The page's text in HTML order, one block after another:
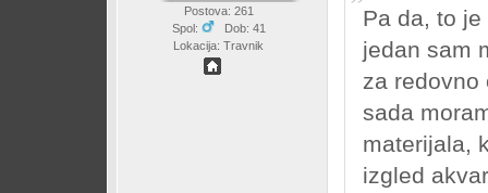
Postova: 261
Spol:
Dob: 41
Lokacija: Travnik
Pa da, to
jedan sam
za redovno
sada
materijala,
izgled